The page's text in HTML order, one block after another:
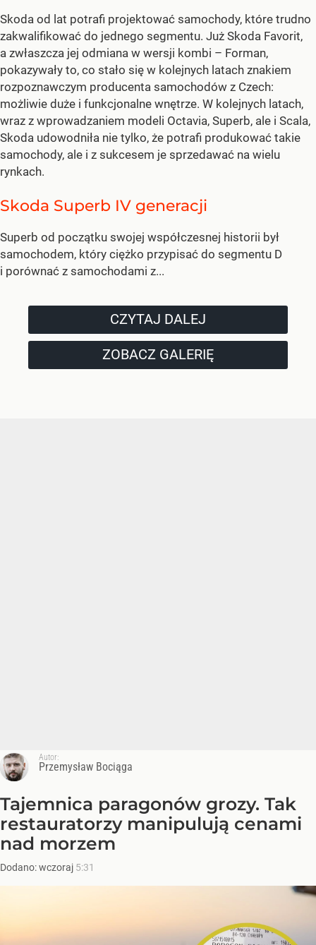
Skoda od lat potrafi projektować samochody, które trudno
zakwalifikować do jednego segmentu. Już Skoda Favorit,
a zwłaszcza jej odmiana w wersji kombi – Forman,
pokazywały to, co stało się w kolejnych latach znakiem
rozpoznawczym producenta samochodów z Czech:
możliwie duże i funkcjonalne wnętrze. W kolejnych latach,
wraz z wprowadzaniem modeli Octavia, Superb, ale i Scala,
Skoda udowodniła nie tylko, że potrafi produkować takie
samochody, ale i z sukcesem je sprzedawać na wielu
rynkach.
Skoda Superb IV generacji
Superb od początku swojej współczesnej historii był
samochodem, który ciężko przypisać do segmentu D
i porównać z samochodami z...
CZYTAJ DALEJ
ZOBACZ GALERIĘ
Autor:
Przemysław Bociąga
Tajemnica paragonów grozy. Tak
restauratorzy manipulują cenami
nad morzem
Dodano:wczoraj 5:31